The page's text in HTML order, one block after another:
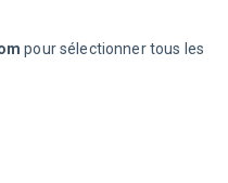
pour sélectionner tous les